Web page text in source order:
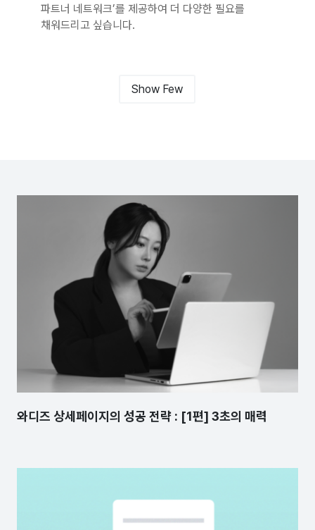
파트너 네트워크’를 제공하여 더 다양한 필요를
채워드리고 싶습니다.
Show Few
와디즈 상세페이지의 성공 전략 : [1편] 3초의 매력